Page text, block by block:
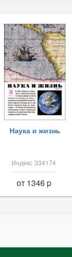
Наука и жизнь
Индекс Э34174
от 1346 p